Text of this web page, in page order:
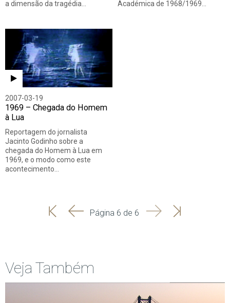
a dimensão da tragédia… Académica de 1968/1969…
2007-03-19
1969 – Chegada do Homem
à Lua
Reportagem do jornalista
Jacinto Godinho sobre a
chegada do Homem à Lua em
1969, e o modo como este
acontecimento…
'
'
Página 6 de 6 SeguinteÚltima
Veja Também